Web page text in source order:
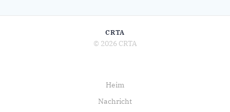
CRTA
© 2026 CRTA
Heim
Nachricht